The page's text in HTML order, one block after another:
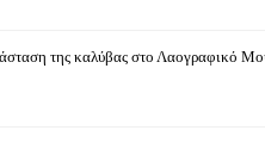
της καλύβας στο Λαογραφικό